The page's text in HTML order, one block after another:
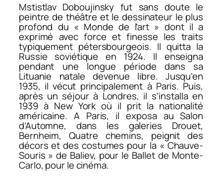
Mstistlav Doboujinsky fut sans doute le
peintre de théâtre et le dessinateur le plus
profond du « Monde de l’art » dont il a
exprimé avec force et finesse les traits
typiquement pétersbourgeois. Il quitta la
Russie soviétique en 1924. Il enseigna
pendant une longue période dans sa
Lituanie natale devenue libre. Jusqu’en
1935, il vécut principalement à Paris. Puis,
après un séjour à Londres, il s’installa en
1939 à New York où il prit la nationalité
américaine. A Paris, il exposa au Salon
d’Automne, dans les galeries Drouet,
Bernheim, Quatre chemins, peignit des
décors et des costumes pour la « Chauve-
Souris » de Baliev, pour le Ballet de Monte-
Carlo, pour le cinéma.